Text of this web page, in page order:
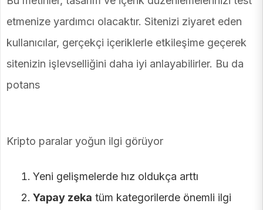
etmenize yardımcı olacaktır. Sitenizi ziyaret eden
kullanıcılar, gerçekçi içeriklerle etkileşime geçerek
sitenizin işlevselliğini daha iyi anlayabilirler. Bu da
potans
Kripto paralar yoğun ilgi görüyor
Yeni gelişmelerde hız oldukça arttı
Yapay zeka tüm kategorilerde önemli ilgi